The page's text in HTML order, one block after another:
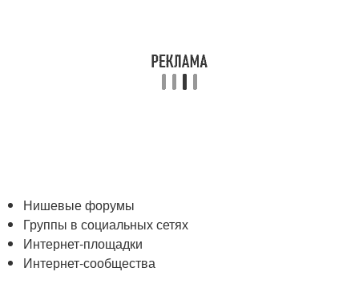
Нишевые форумы
Группы в социальных сетях
Интернет-площадки
Интернет-сообщества